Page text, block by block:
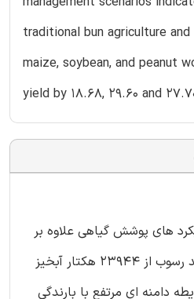
traditional bun agriculture
maize, soybean, and peanut
yield by 18.68, 29.60 and
های پوشش گیاهی علاوه بر
ساختمانی برای کنترل تولید رسوب از 23944 هکتار آبخیز
دامنه ای مرتفع با بارندگی